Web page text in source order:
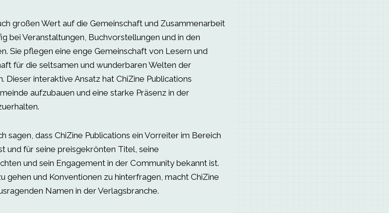
großen Wert auf die Gemeinschaft und Zusammenarbeit
bei Veranstaltungen, Buchvorstellungen und in den
Sie pflegen eine enge Gemeinschaft von Lesern und
für die seltsamen und wunderbaren Welten der
Dieser interaktive Ansatz hat ChiZine Publications
aufzubauen und eine starke Präsenz in der
sagen, dass ChiZine Publications ein Vorreiter im Bereich
und für seine preisgekrönten Titel, seine
und sein Engagement in der Community bekannt ist.
gehen und Konventionen zu hinterfragen, macht ChiZine
Namen in der Verlagsbranche.